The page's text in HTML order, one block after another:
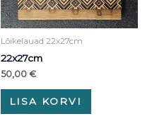
Lõikelauad 22x27cm
22x27cm
50,00 €
LISA KORVI